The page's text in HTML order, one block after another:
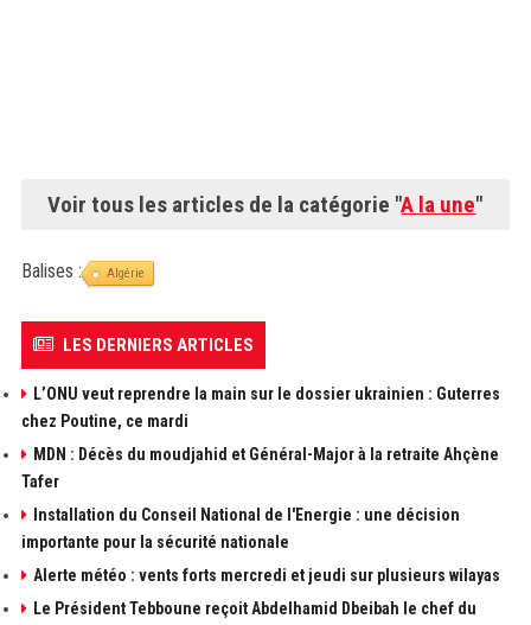
Voir tous les articles de la catégorie "A la une"
Balises : Algérie
LES DERNIERS ARTICLES
L’ONU veut reprendre la main sur le dossier ukrainien : Guterres
chez Poutine, ce mardi
MDN : Décès du moudjahid et Général-Major à la retraite Ahçène
Tafer
Installation du Conseil National de l'Energie : une décision
importante pour la sécurité nationale
Alerte météo : vents forts mercredi et jeudi sur plusieurs wilayas
Le Président Tebboune reçoit Abdelhamid Dbeibah le chef du